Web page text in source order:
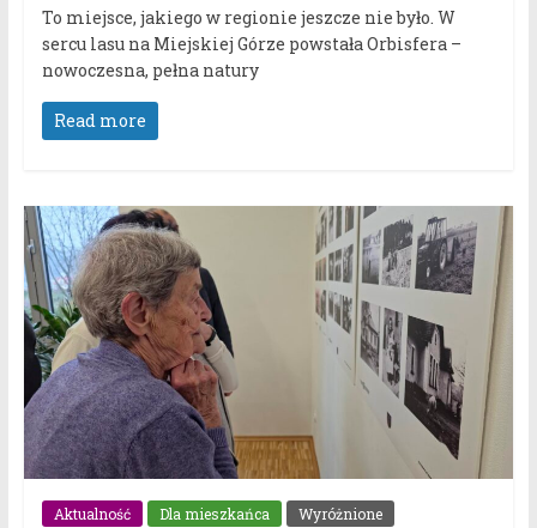
To miejsce, jakiego w regionie jeszcze nie było. W
sercu lasu na Miejskiej Górze powstała Orbisfera –
nowoczesna, pełna natury
Read more
Aktualność Dla mieszkańca Wyróżnione